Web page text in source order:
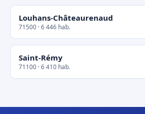
Louhans-Châteaurenaud
71500 · 6 446 hab.
Saint-Rémy
71100 · 6 410 hab.